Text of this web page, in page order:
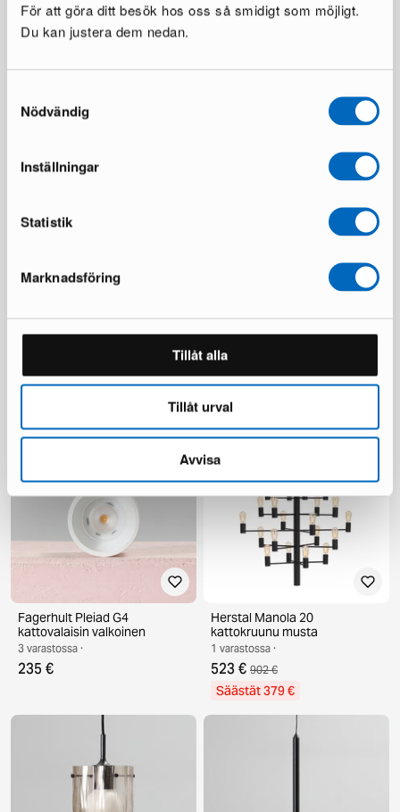
För att göra ditt besök hos oss så smidigt som möjligt.
Du kan justera dem nedan.
Nödvändig
Inställningar
Statistik
Marknadsföring
Tillåt alla
Tillåt urval
Avvisa
1 varastossa ·
PR Home Ashby Single
185 €
1 varastossa ·
115 € 188 €
Fagerhult Pleiad G4
kattovalaisin valkoinen
3 varastossa ·
235 €
Herstal Manola 20
kattokruunu musta
1 varastossa ·
523 € 902 €
Säästät 379 €